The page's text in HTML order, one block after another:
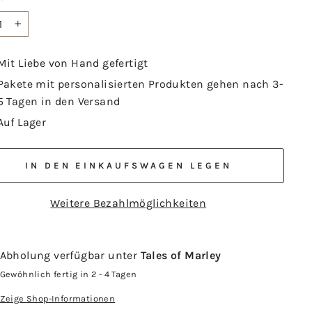
Liebe von Hand gefertigt
mit personalisierten Produkten gehen nach 3-
Tagen in den Versand
Lager
IN DEN EINKAUFSWAGEN LEGEN
Weitere Bezahlmöglichkeiten
Abholung verfügbar unter Tales of Marley
Gewöhnlich fertig in 2 - 4 Tagen
Zeige Shop-Informationen